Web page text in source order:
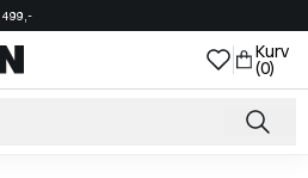
499,-
Kurv
(0)